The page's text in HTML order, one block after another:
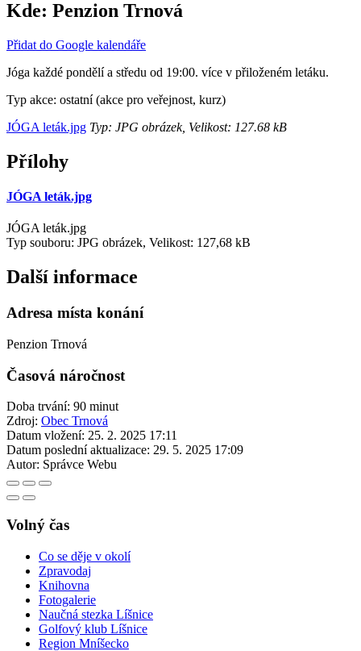
Kde: Penzion Trnová
Přidat do Google kalendáře
Jóga každé pondělí a středu od 19:00. více v přiloženém letáku.
Typ akce: ostatní (akce pro veřejnost, kurz)
JÓGA leták.jpg Typ: JPG obrázek, Velikost: 127.68 kB
Přílohy
JÓGA leták.jpg
JÓGA leták.jpg
Typ souboru: JPG obrázek, Velikost: 127,68 kB
Další informace
Adresa místa konání
Penzion Trnová
Časová náročnost
Doba trvání: 90 minut
Zdroj: Obec Trnová
Datum vložení: 25. 2. 2025 17:11
Datum poslední aktualizace: 29. 5. 2025 17:09
Autor: Správce Webu
Volný čas
Co se děje v okolí
Zpravodaj
Knihovna
Fotogalerie
Naučná stezka Líšnice
Golfový klub Líšnice
Region Mníšecko